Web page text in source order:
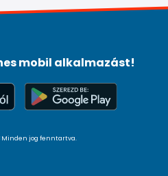
mobil alkalmazást!
Minden jog fenntartva.